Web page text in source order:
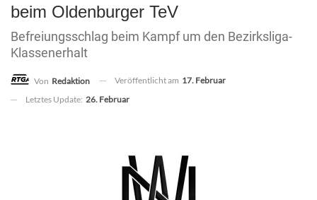
beim Oldenburger TeV
Befreiungsschlag beim Kampf um den Bezirksliga-
Klassenerhalt
Von Redaktion Veröffentlicht am 17. Februar
Letztes Update: 26. Februar